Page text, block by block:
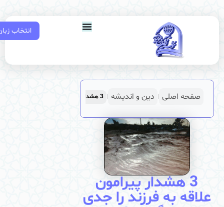
انتخاب زبان
صفحه اصلی دین و اندیشه | 3 هشدار پیرامون علاقه به فرزند را جدی بگیریم!
3 هشدار پیرامون
به فرزند را جدی